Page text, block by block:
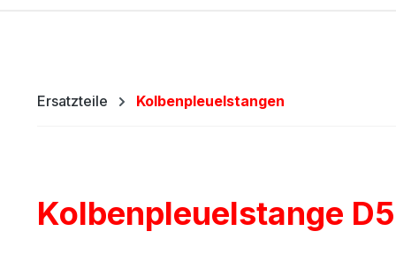
Ersatzteile Kolbenpleuelstangen
Kolbenpleuelstange